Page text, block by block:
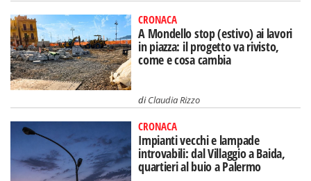
CRONACA
A Mondello stop (estivo) ai lavori
in piazza: il progetto va rivisto,
come e cosa cambia
diClaudia Rizzo
CRONACA
Impianti vecchi e lampade
introvabili: dal Villaggio a Baida,
quartieri al buio a Palermo